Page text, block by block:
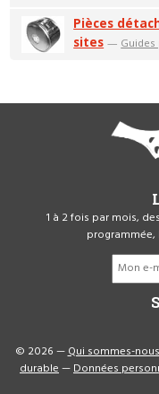
Pièces
sites — Guides
1 à 2 fois par mois,
© 2026 —Qui sommes-nous
durable—Données